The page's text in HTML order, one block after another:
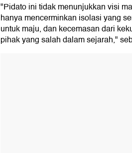
"Pidato ini tidak menunjukkan visi
hanya mencerminkan isolasi yang
untuk maju, dan kecemasan dari
pihak yang salah dalam sejarah,"